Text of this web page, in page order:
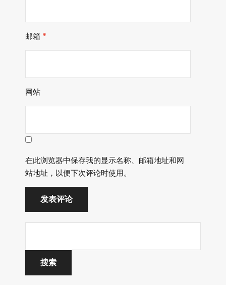
邮箱 *
网站
在此浏览器中保存我的显示名称、邮箱地址和网
站地址，以便下次评论时使用。